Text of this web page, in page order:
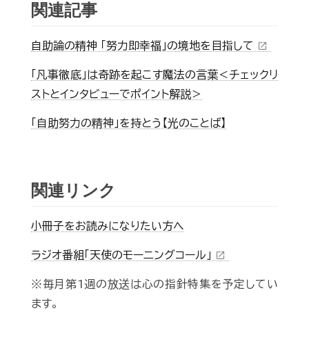
関連記事
自助論の精神 「努力即幸福」の境地を目指して open_in_new
「凡事徹底」は奇跡を起こす魔法の言葉＜チェックリ
ストとインタビューでポイント解説＞
「自助努力の精神」を持とう【光のことば】
関連リンク
小冊子をお読みになりたい方へ
ラジオ番組「天使のモーニングコール」 open_in_new
※毎月第1週の放送は心の指針特集を予定してい
ます。